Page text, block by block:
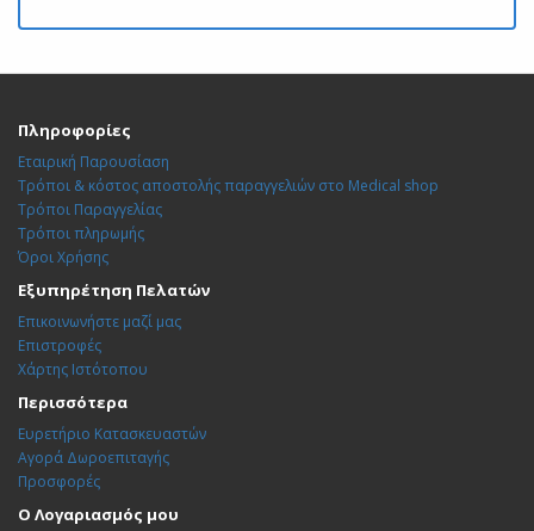
Πληροφορίες
Εταιρική Παρουσίαση
Τρόποι & κόστος αποστολής παραγγελιών στο Medical shop
Τρόποι Παραγγελίας
Τρόποι πληρωμής
Όροι Χρήσης
Εξυπηρέτηση Πελατών
Επικοινωνήστε μαζί μας
Επιστροφές
Χάρτης Ιστότοπου
Περισσότερα
Ευρετήριο Κατασκευαστών
Αγορά Δωροεπιταγής
Προσφορές
Ο Λογαριασμός μου